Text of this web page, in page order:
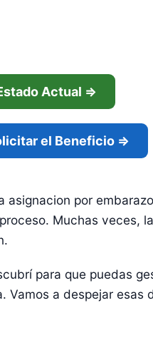
Actual ⇒
el Beneficio ⇒
asignacion por
Muchas veces,
para que puedas
Vamos a despejar esas